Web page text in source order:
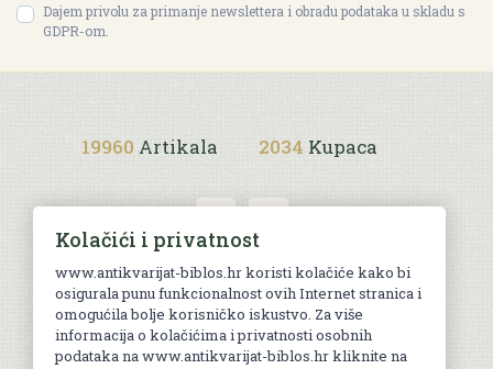
Dajem privolu za primanje newslettera i obradu podataka u skladu s
GDPR-om.
19960 Artikala 2034 Kupaca
Uvjeti kupnje
Kolačići i privatnost
www.antikvarijat-biblos.hr koristi kolačiće kako bi
osigurala punu funkcionalnost ovih Internet stranica i
omogućila bolje korisničko iskustvo. Za više
informacija o kolačićima i privatnosti osobnih
podataka na www.antikvarijat-biblos.hr kliknite na